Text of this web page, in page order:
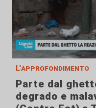
L'approfondimento
Parte dal
degrado e